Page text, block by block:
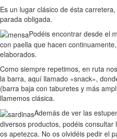
Es un lugar clásico de ésta
parada obligada.
Podéis encontrar desde el
con paella que hacen
elaborados.
Como siempre repetimos, en ruta
la barra, aquí llamado «snack»,
(barra baja con taburetes y más
llamemos clásica.
Además de ver las
diversos productos, podéis
os apetezca. No os olvidéis pedir el